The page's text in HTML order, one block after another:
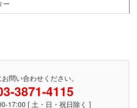
ー
問い合わせください。
3871-4115
17:00 [ 土・日・祝日除く ]